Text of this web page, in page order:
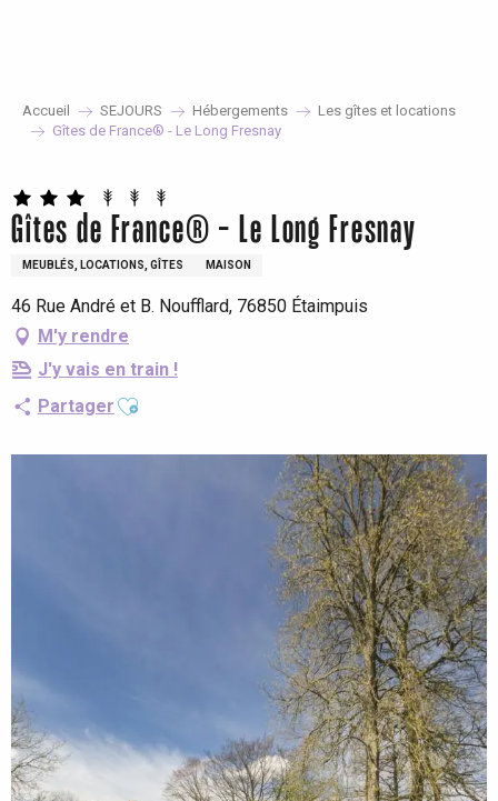
Accueil SEJOURS Hébergements
Les gîtes et locations
Gîtes de France® - Le Long Fresnay
Gîtes de France® - Le Long Fresnay
MEUBLÉS, LOCATIONS, GÎTES MAISON
46 Rue André et B. Noufflard, 76850 Étaimpuis
M'y rendre
J'y vais en train !
Partager Ajouter aux favoris